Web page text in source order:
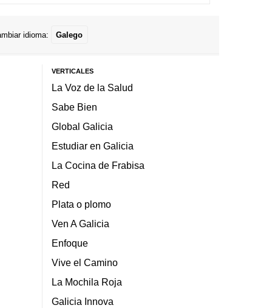
idioma: Galego
VERTICALES
La Voz de la Salud
Sabe Bien
Global Galicia
Estudiar en Galicia
La Cocina de Frabisa
Red
Plata o plomo
Ven A Galicia
Enfoque
Vive el Camino
La Mochila Roja
Galicia Innova